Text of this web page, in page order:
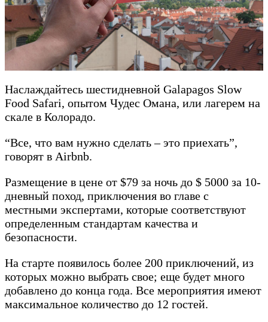
Наслаждайтесь шестидневной Galapagos Slow
Food Safari, опытом Чудес Омана, или лагерем на
скале в Колорадо.
“Все, что вам нужно сделать – это приехать”,
говорят в Airbnb.
Размещение в цене от $79 за ночь до $ 5000 за 10-
дневный поход, приключения во главе с
местными экспертами, которые соответствуют
определенным стандартам качества и
безопасности.
На старте появилось более 200 приключений, из
которых можно выбрать свое; еще будет много
добавлено до конца года. Все мероприятия имеют
максимальное количество до 12 гостей.